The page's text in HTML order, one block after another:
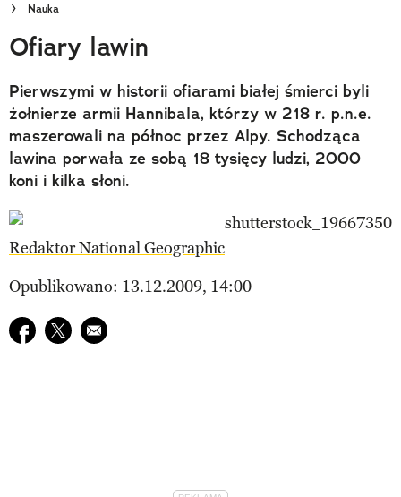
Wielki Konkurs Fotograficzny
Trendbook Podróżniczy
Polecane
Nauka
Ofiary lawin
Pierwszymi w historii ofiarami białej śmierci byli
żołnierze armii Hannibala, którzy w 218 r. p.n.e.
maszerowali na północ przez Alpy. Schodząca
lawina porwała ze sobą 18 tysięcy ludzi, 2000
koni i kilka słoni.
Redaktor National Geographic
Opublikowano: 13.12.2009, 14:00
Udostępnij na facebook
Udostępnij na twitter
E-mail do przyjaciela